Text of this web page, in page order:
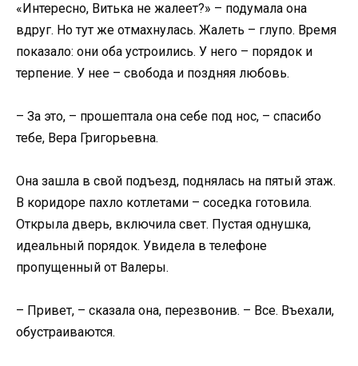
«Интересно, Витька не жалеет?» – подумала она
вдруг. Но тут же отмахнулась. Жалеть – глупо. Время
показало: они оба устроились. У него – порядок и
терпение. У нее – свобода и поздняя любовь.
– За это, – прошептала она себе под нос, – спасибо
тебе, Вера Григорьевна.
Она зашла в свой подъезд, поднялась на пятый этаж.
В коридоре пахло котлетами – соседка готовила.
Открыла дверь, включила свет. Пустая однушка,
идеальный порядок. Увидела в телефоне
пропущенный от Валеры.
– Привет, – сказала она, перезвонив. – Все. Въехали,
обустраиваются.